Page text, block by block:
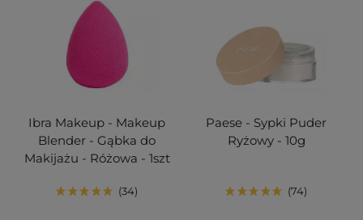
Ibra Makeup - Makeup
Blender - Gąbka do
Makijażu - Różowa - 1szt
34
Paese - Sypki Puder
Ryżowy - 10g
74